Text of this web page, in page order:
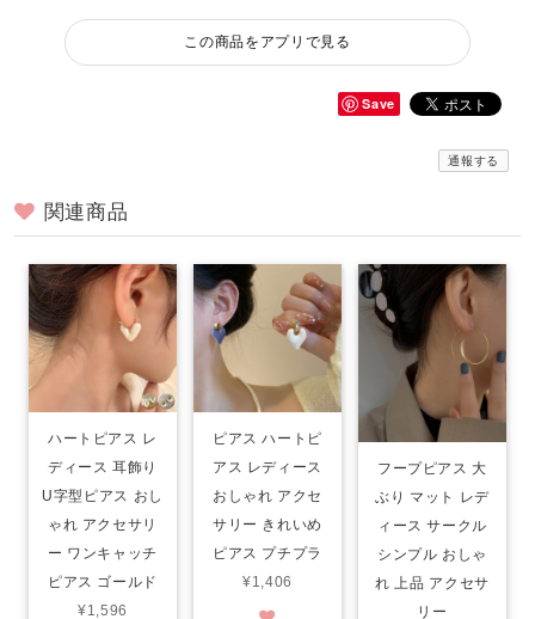
この商品をアプリで見る
Save
通報する
関連商品
ハートピアス レ
ディース 耳飾り
U字型ピアス おし
ゃれ アクセサリ
ー ワンキャッチ
ピアス ゴールド
¥1,596
ピアス ハートピ
アス レディース
おしゃれ アクセ
サリー きれいめ
ピアス プチプラ
¥1,406
フープピアス 大
ぶり マット レデ
ィース サークル
シンプル おしゃ
れ 上品 アクセサ
リー